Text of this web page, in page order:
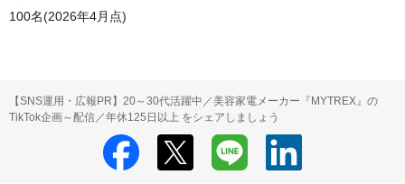
100名(2026年4月点)
【SNS運用・広報PR】20～30代活躍中／美容家電メーカー『MYTREX』の
TikTok企画～配信／年休125日以上 をシェアしましょう